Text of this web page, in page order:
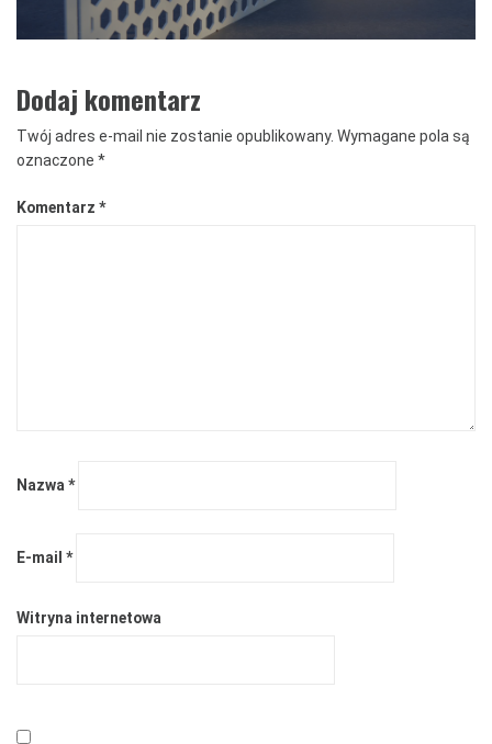
Dodaj komentarz
Twój adres e-mail nie zostanie opublikowany. Wymagane pola są
oznaczone *
Komentarz *
Nazwa*
E-mail *
Witryna internetowa